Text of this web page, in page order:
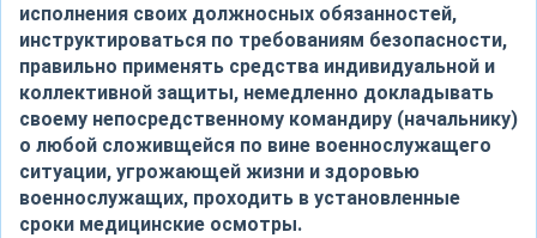
исполнения своих должносных обязанностей,
инструктироваться по требованиям безопасности,
правильно применять средства индивидуальной и
коллективной защиты, немедленно докладывать
своему непосредственному командиру (начальнику)
о любой сложивщейся по вине военнослужащего
ситуации, угрожающей жизни и здоровью
военнослужащих, проходить в установленные
сроки медицинские осмотры.